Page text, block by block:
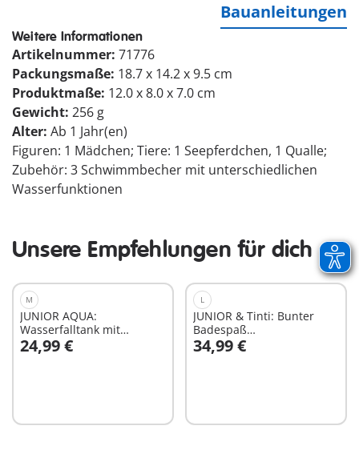
Bauanleitungen
Weitere Informationen
Artikelnummer: 71776
Packungsmaße: 18.7 x 14.2 x 9.5 cm
Produktmaße: 12.0 x 8.0 x 7.0 cm
Gewicht: 256 g
Alter: Ab 1 Jahr(en)
Figuren: 1 Mädchen; Tiere: 1 Seepferdchen, 1 Qualle;
Zubehör: 3 Schwimmbecher mit unterschiedlichen
Wasserfunktionen
Unsere Empfehlungen für dich
M
JUNIOR AQUA:
Wasserfalltank mit
Rutsche
24,99 €
In den Warenkorb
L
JUNIOR & Tinti: Bunter
Badespaß
Adventskalender
34,99 €
In den Warenkorb